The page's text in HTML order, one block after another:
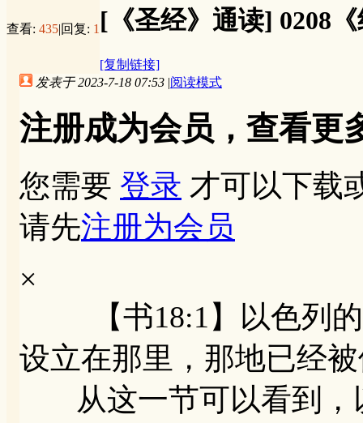
查看: 435|回复: 1 [《圣经》通读] 0208
[复制链接]
发表于 2023-7-18 07:53 |阅读模式
注册成为会员，查看更
您需要 登录 才可以下载
请先注册为会员
×
【书18:1】以色列的
设立在那里，那地已经
从这一节可以看到，